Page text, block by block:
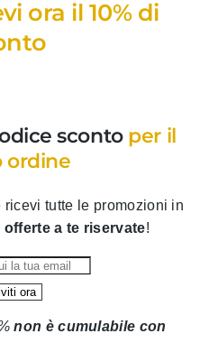
ora il 10% di
sconto per il
ordine
tutte le promozioni in
a te riservate!
non è cumulabile con